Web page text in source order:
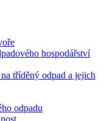
hospodářství
tříděný odpad a jejich
odpadu